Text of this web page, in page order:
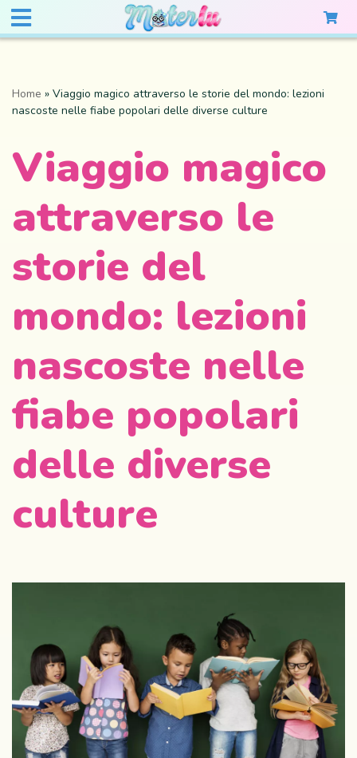
Home » Viaggio magico attraverso le storie del mondo: lezioni
nascoste nelle fiabe popolari delle diverse culture
Viaggio magico
attraverso le
storie del
mondo: lezioni
nascoste nelle
fiabe popolari
delle diverse
culture